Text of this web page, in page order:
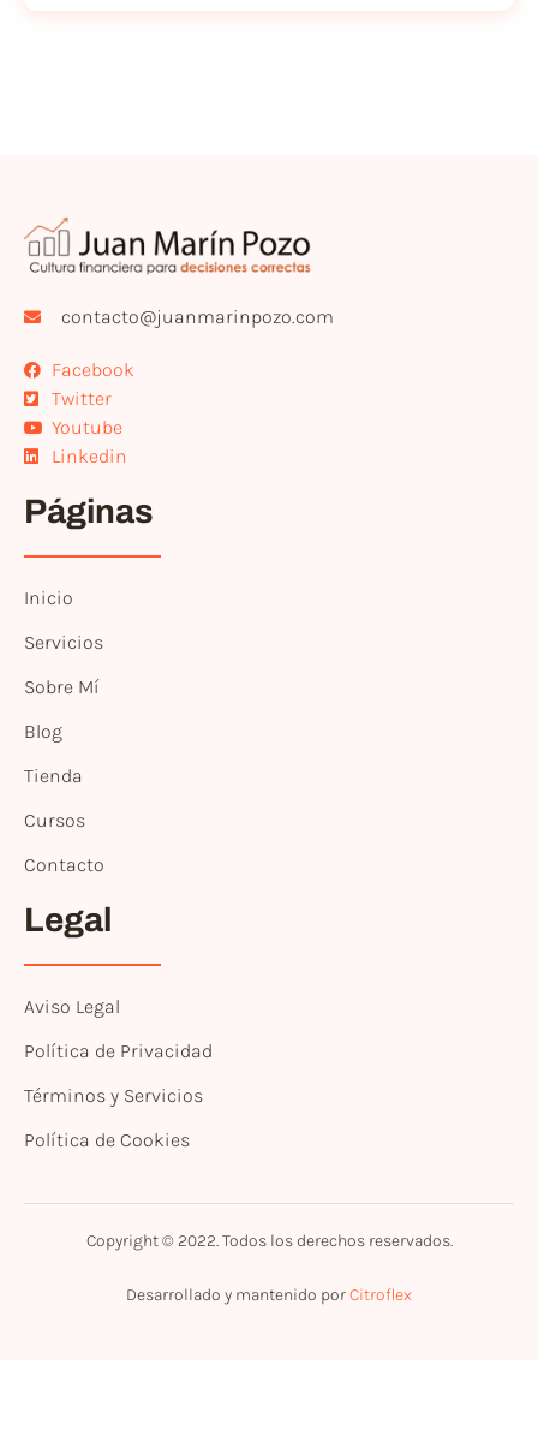
contacto@juanmarinpozo.com
Facebook
Twitter
Youtube
Linkedin
Páginas
Inicio
Servicios
Sobre Mí
Blog
Tienda
Cursos
Contacto
Legal
Aviso Legal
Política de Privacidad
Términos y Servicios
Política de Cookies
Copyright © 2022. Todos los derechos reservados.
Desarrollado y mantenido porCitroflex